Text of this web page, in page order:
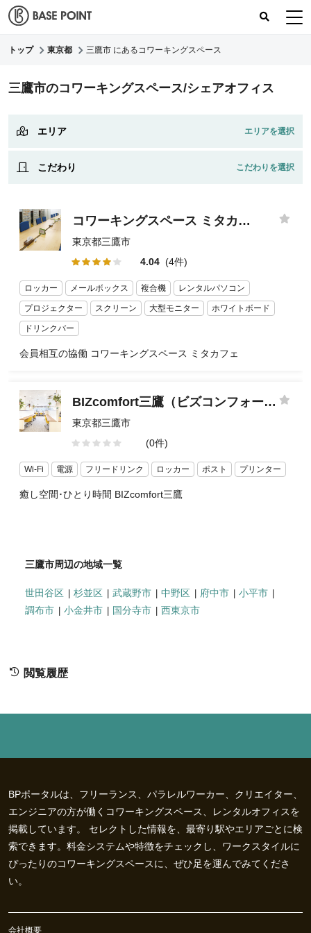
コワーキングスペース
コワーキングレポート
トップ 東京都 三鷹市 にあるコワーキングスペース
三鷹市のコワーキングスペース/シェアオフィス
エリア
こだわり
コワーキングスペース ミタカフェ
東京都三鷹市
4.04 (4件)
ロッカー メールボックス 複合機 レンタルパソコン
プロジェクター スクリーン 大型モニター ホワイトボード
ドリンクバー
会員相互の協働 コワーキングスペース ミタカフェ
BIZcomfort三鷹（ビズコンフォート三鷹）
東京都三鷹市
(0件)
Wi-Fi 電源 フリードリンク ロッカー ポスト プリンター
癒し空間･ひとり時間 BIZcomfort三鷹
三鷹市周辺の地域一覧
世田谷区 杉並区 武蔵野市 中野区 府中市
小平市
調布市
小金井市 国分寺市 西東京市
閲覧履歴
BPポータルは、フリーランス、パラレルワーカー、クリエイター、
エンジニアの方が働くコワーキングスペース、レンタルオフィスを
掲載しています。 セレクトした情報を、最寄り駅やエリアごとに検
索できます。料金システムや特徴をチェックし、ワークスタイルに
ぴったりのコワーキングスペースに、ぜひ足を運んでみてくださ
い。
会社概要